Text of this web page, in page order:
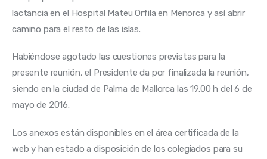
lactancia en el Hospital Mateu Orfila en Menorca y así abrir
camino para el resto de las islas.
Habiéndose agotado las cuestiones previstas para la
presente reunión, el Presidente da por finalizada la reunión,
siendo en la ciudad de Palma de Mallorca las 19.00 h del 6 de
mayo de 2016.
Los anexos están disponibles en el área certificada de la
web y han estado a disposición de los colegiados para su